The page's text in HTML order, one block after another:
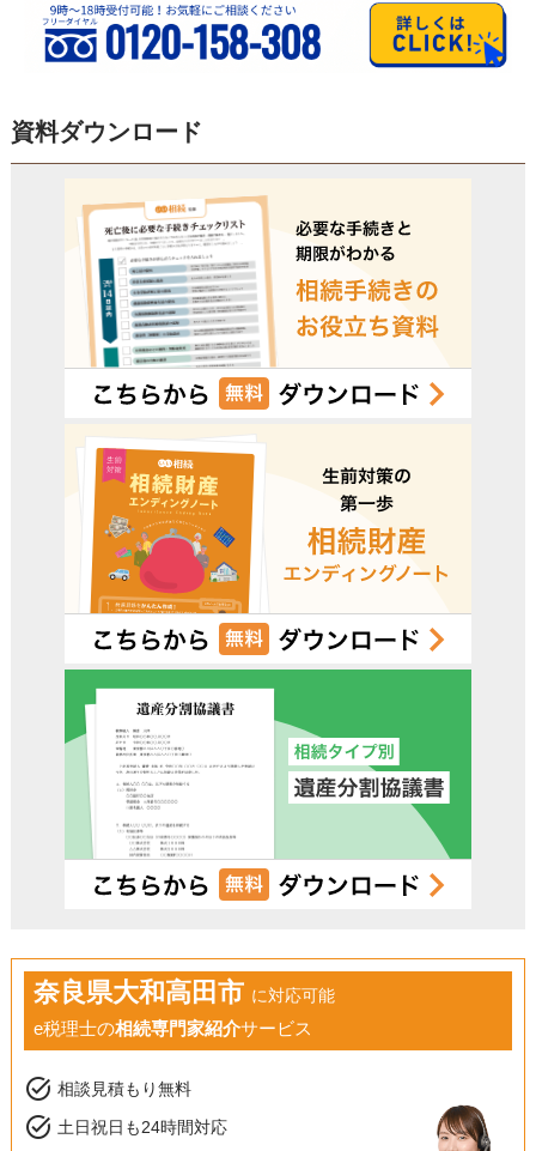
資料ダウンロード
奈良県大和高田市 に対応可能
e税理士の相続専門家紹介サービス
task_alt 相談見積もり無料
task_alt 土日祝日も24時間対応